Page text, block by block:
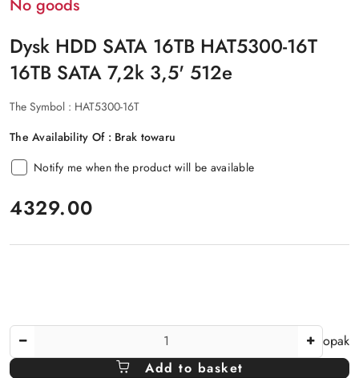
No goods
Dysk HDD SATA 16TB HAT5300-16T
16TB SATA 7,2k 3,5' 512e
The Symbol : HAT5300-16T
The Availability Of : Brak towaru
Notify me when the product will be available
price:
4329.00
Of
opak
Add to basket